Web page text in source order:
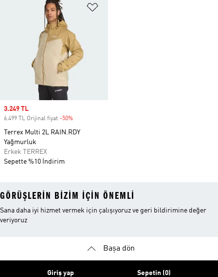
Sale price
3.249 TL
6.499 TL Orijinal fiyat -50%
Terrex Multi 2L RAIN.RDY
Yağmurluk
Erkek TERREX
Sepette %10 İndirim
GÖRÜŞLERIN BIZIM IÇIN ÖNEMLI
Sana daha iyi hizmet vermek için çalışıyoruz ve geri bildirimine değer
veriyoruz
Başa dön
Giriş yap Sepetin (0)